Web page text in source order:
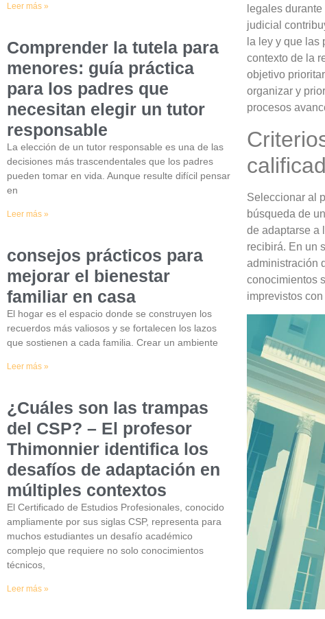
Leer más »
Comprender la tutela para
menores: guía práctica
para los padres que
necesitan elegir un tutor
responsable
La elección de un tutor responsable es una de las
decisiones más trascendentales que los padres
pueden tomar en vida. Aunque resulte difícil pensar
en
Leer más »
consejos prácticos para
mejorar el bienestar
familiar en casa
El hogar es el espacio donde se construyen los
recuerdos más valiosos y se fortalecen los lazos
que sostienen a cada familia. Crear un ambiente
Leer más »
¿Cuáles son las trampas
del CSP? – El profesor
Thimonnier identifica los
desafíos de adaptación en
múltiples contextos
El Certificado de Estudios Profesionales, conocido
ampliamente por sus siglas CSP, representa para
muchos estudiantes un desafío académico
complejo que requiere no solo conocimientos
técnicos,
Leer más »
legales
judicial
la ley y que las
contexto de la
objetivo
organizar y
procesos
Seleccionar al
búsqueda de
de adaptarse a
recibirá. En un
administración
conocimientos
imprevistos